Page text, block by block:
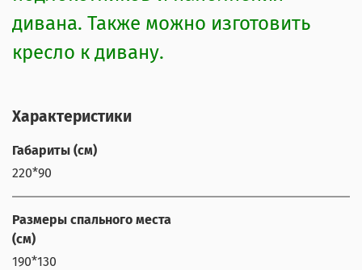
дивана. Также можно изготовить
кресло к дивану.
Характеристики
Габариты (см)
220*90
Размеры спального места
(см)
190*130